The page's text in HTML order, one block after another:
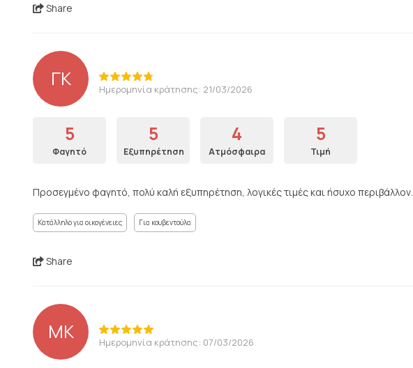
Share
ΓΚ Ημερομηνία κράτησης: 21/03/2026
5
Φαγητό
5
Εξυπηρέτηση
4
Ατμόσφαιρα
5
Τιμή
Προσεγμένο φαγητό, πολύ καλή εξυπηρέτηση, λογικές τιμές και ήσυχο περιβάλλον.
Κατάλληλο για οικογένειες Για κουβεντούλα
Share
ΜΚ Ημερομηνία κράτησης: 07/03/2026